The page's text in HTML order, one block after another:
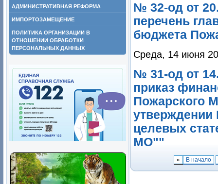
АДМИНИСТРАТИВНАЯ РЕФОРМА
ИМПОРТОЗАМЕЩЕНИЕ
ПОЛИТИКА ОРГАНИЗАЦИИ В
ОТНОШЕНИИ ОБРАБОТКИ
ПЕРСОНАЛЬНЫХ ДАННЫХ
№ 32-од от
перечень
бюджета
Среда, 14 июня
№ 31-од от
приказ
Пожарского
утверждении
целевых
МО""
« В начало